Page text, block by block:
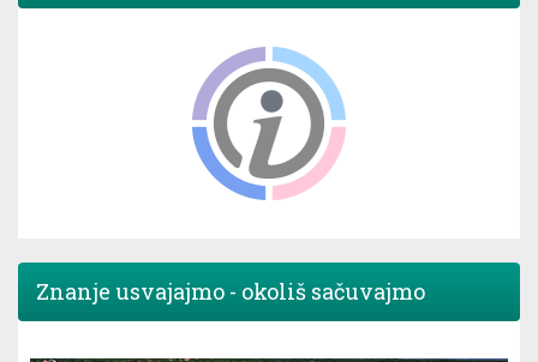
Znanje usvajajmo - okoliš sačuvajmo